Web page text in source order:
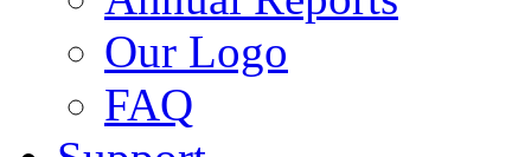
Our Logo
FAQ